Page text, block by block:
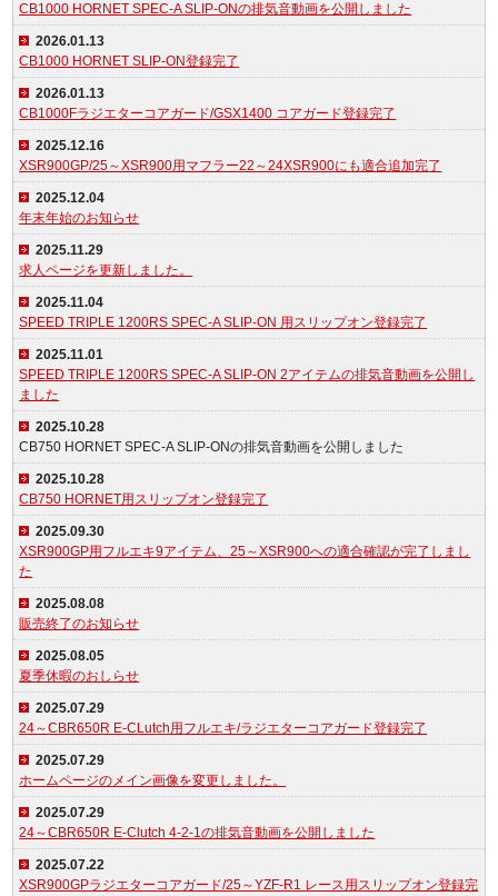
CB1000 HORNET SPEC-A SLIP-ONの排気音動画を公開しました
2026.01.13
CB1000 HORNET SLIP-ON登録完了
2026.01.13
CB1000Fラジエターコアガード/GSX1400 コアガード登録完了
2025.12.16
XSR900GP/25～XSR900用マフラー22～24XSR900にも適合追加完了
2025.12.04
年末年始のお知らせ
2025.11.29
求人ページを更新しました。
2025.11.04
SPEED TRIPLE 1200RS SPEC-A SLIP-ON 用スリップオン登録完了
2025.11.01
SPEED TRIPLE 1200RS SPEC-A SLIP-ON 2アイテムの排気音動画を公開し
ました
2025.10.28
CB750 HORNET SPEC-A SLIP-ONの排気音動画を公開しました
2025.10.28
CB750 HORNET用スリップオン登録完了
2025.09.30
XSR900GP用フルエキ9アイテム、25～XSR900への適合確認が完了しまし
た
2025.08.08
販売終了のお知らせ
2025.08.05
夏季休暇のおしらせ
2025.07.29
24～CBR650R E-CLutch用フルエキ/ラジエターコアガード登録完了
2025.07.29
ホームページのメイン画像を変更しました。
2025.07.29
24～CBR650R E-Clutch 4-2-1の排気音動画を公開しました
2025.07.22
XSR900GPラジエターコアガード/25～YZF-R1 レース用スリップオン登録完